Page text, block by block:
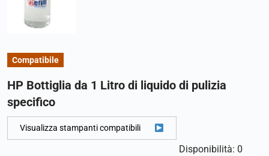
Compatibile
HP Bottiglia da 1 Litro di liquido di pulizia
specifico
Visualizza stampanti compatibili
Disponibilità: 0